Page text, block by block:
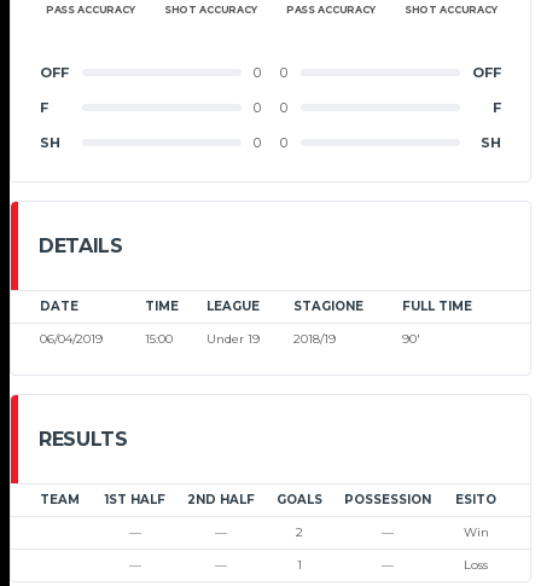
PASS ACCURACY SHOT ACCURACY
OFF 0
F 0
SH 0
PASS ACCURACY SHOT ACCURACY
0 OFF
0 F
0 SH
DETAILS
DATE TIME LEAGUE STAGIONE FULL TIME
06/04/2019 15:00 Under 19 2018/19 90'
RESULTS
TEAM 1ST HALF 2ND HALF GOALS POSSESSION ESITO
— — 2 — Win
— — 1 — Loss